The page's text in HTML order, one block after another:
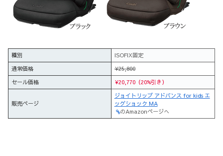
種別
ISOFIX固定
通常価格
¥25,800
セール価格
¥20,770（20%引き）
販売ページ
ジョイトリップ アドバンス for kids エ
ッグショック MA
のAmazonページへ